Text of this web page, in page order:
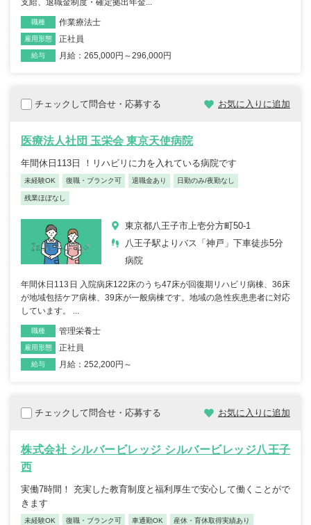
支給、退職金制度・確定拠出年金...
職種 作業療法士
雇用形態 正社員
給与 月給：265,000円～296,000円
チェックして問合せ・応募する お気に入りに追加
医療法人社団 玉栄会 東京天使病院
年間休日113日 ！リハビリに力を入れている病院です
未経験OK 復職・ブランク可 退職金あり 日勤のみ/夜勤なし
残業ほぼなし
東京都八王子市上壱分方町50-1
八王子駅よりバス「神戸」下車徒歩5分
病院
年間休日113日 入院病床122床のうち47床が回復期リハビリ病棟、36床
が地域包括ケア病棟、39床が一般病棟です。地域の急性疾患患者に対応
しています。 ...
職種 管理栄養士
雇用形態 正社員
給与 月給：252,200円～
チェックして問合せ・応募する お気に入りに追加
株式会社 シルバービレッジ シルバービレッジ八王子
西
実働7時間！ 充実した教育制度と福利厚生で安心して働くことがで
きます
未経験OK 復職・ブランク可 車通勤OK 産休・育休取得実績あり